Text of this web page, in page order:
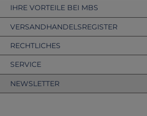
VERSANDHANDELSREGISTER
IHRE VORTEILE BEI MBS
RECHTLICHES
SERVICE
NEWSLETTER